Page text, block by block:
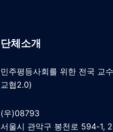
단체소개
민주평등사회를 위한 전국 교
교협2.0)
(우)08793
서울시 관악구 봉천로 594-1,